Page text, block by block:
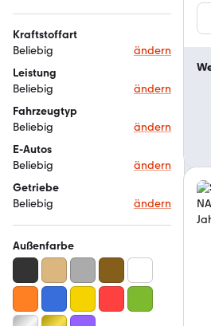
Kraftstoffart
Beliebig
ändern
Leistung
Beliebig
ändern
Fahrzeugtyp
Beliebig
ändern
E-Autos
Beliebig
ändern
Getriebe
Beliebig
ändern
Außenfarbe